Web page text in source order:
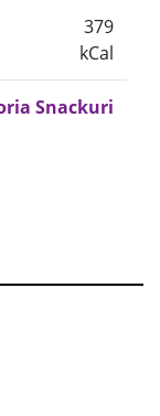
379
kCal
Snackuri